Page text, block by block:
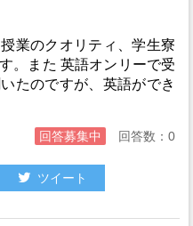
業のクオリティ、学生寮
。また 英語オンリーで受
たのですが、英語ができ
回答募集中 回答数：0
ツイート